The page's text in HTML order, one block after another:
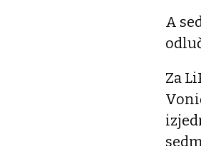
A
Za